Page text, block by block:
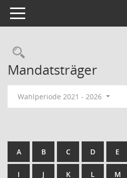
Toggle navigation
Rechercheauswahl
Mandatsträger
Wahlperiode 2021 - 2026
A B C D E
I J K L M